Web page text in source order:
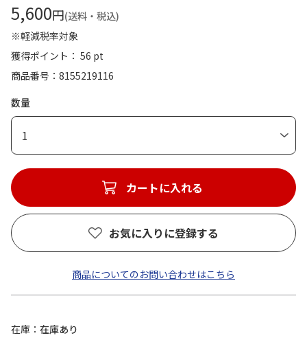
5,600円(送料・税込)
※軽減税率対象
獲得ポイント： 56 pt
商品番号
8155219116
数量
1
カートに入れる
お気に入りに登録する
商品についてのお問い合わせはこちら
在庫
在庫あり